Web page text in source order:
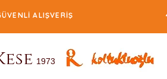
İLE GÜVENLİ ALIŞVERİŞ 400 TL
1973